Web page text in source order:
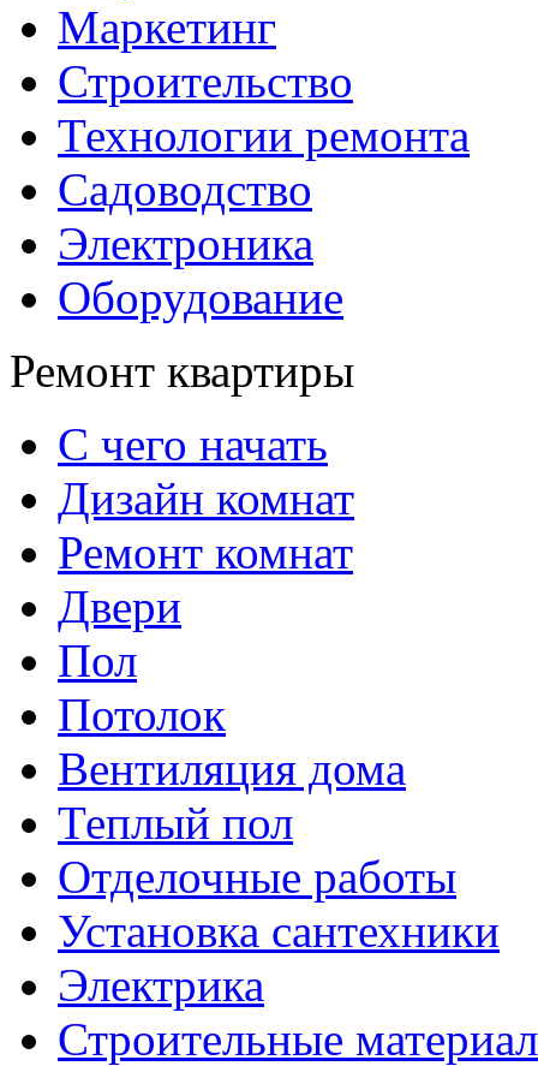
Маркетинг
Строительство
Технологии ремонта
Садоводство
Электроника
Оборудование
Ремонт квартиры
С чего начать
Дизайн комнат
Ремонт комнат
Двери
Пол
Потолок
Вентиляция дома
Теплый пол
Отделочные работы
Установка сантехники
Электрика
Строительные